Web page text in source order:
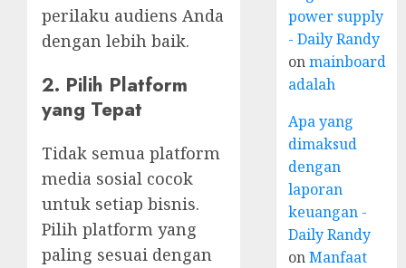
perilaku audiens Anda
dengan lebih baik.
2. Pilih Platform
yang Tepat
Tidak semua platform
media sosial cocok
untuk setiap bisnis.
Pilih platform yang
paling sesuai dengan
power supply
- Daily Randy
onmainboard
adalah
Apa yang
dimaksud
dengan
laporan
keuangan -
Daily Randy
onManfaat